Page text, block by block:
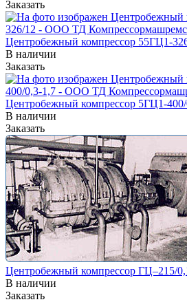
Заказать
Центробежный компрессор 55ГЦ1-
В наличии
Заказать
Центробежный компрессор 5ГЦ1-
В наличии
Заказать
Центробежный компрессор ГЦ–215/
В наличии
Заказать